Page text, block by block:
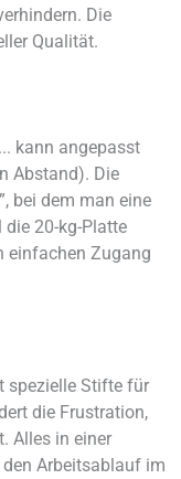
Die
Qualität.
kann angepasst
Abstand). Die
bei dem man eine
20-kg-Platte
einfachen Zugang
spezielle Stifte für
die Frustration,
Alles in einer
Arbeitsablauf im